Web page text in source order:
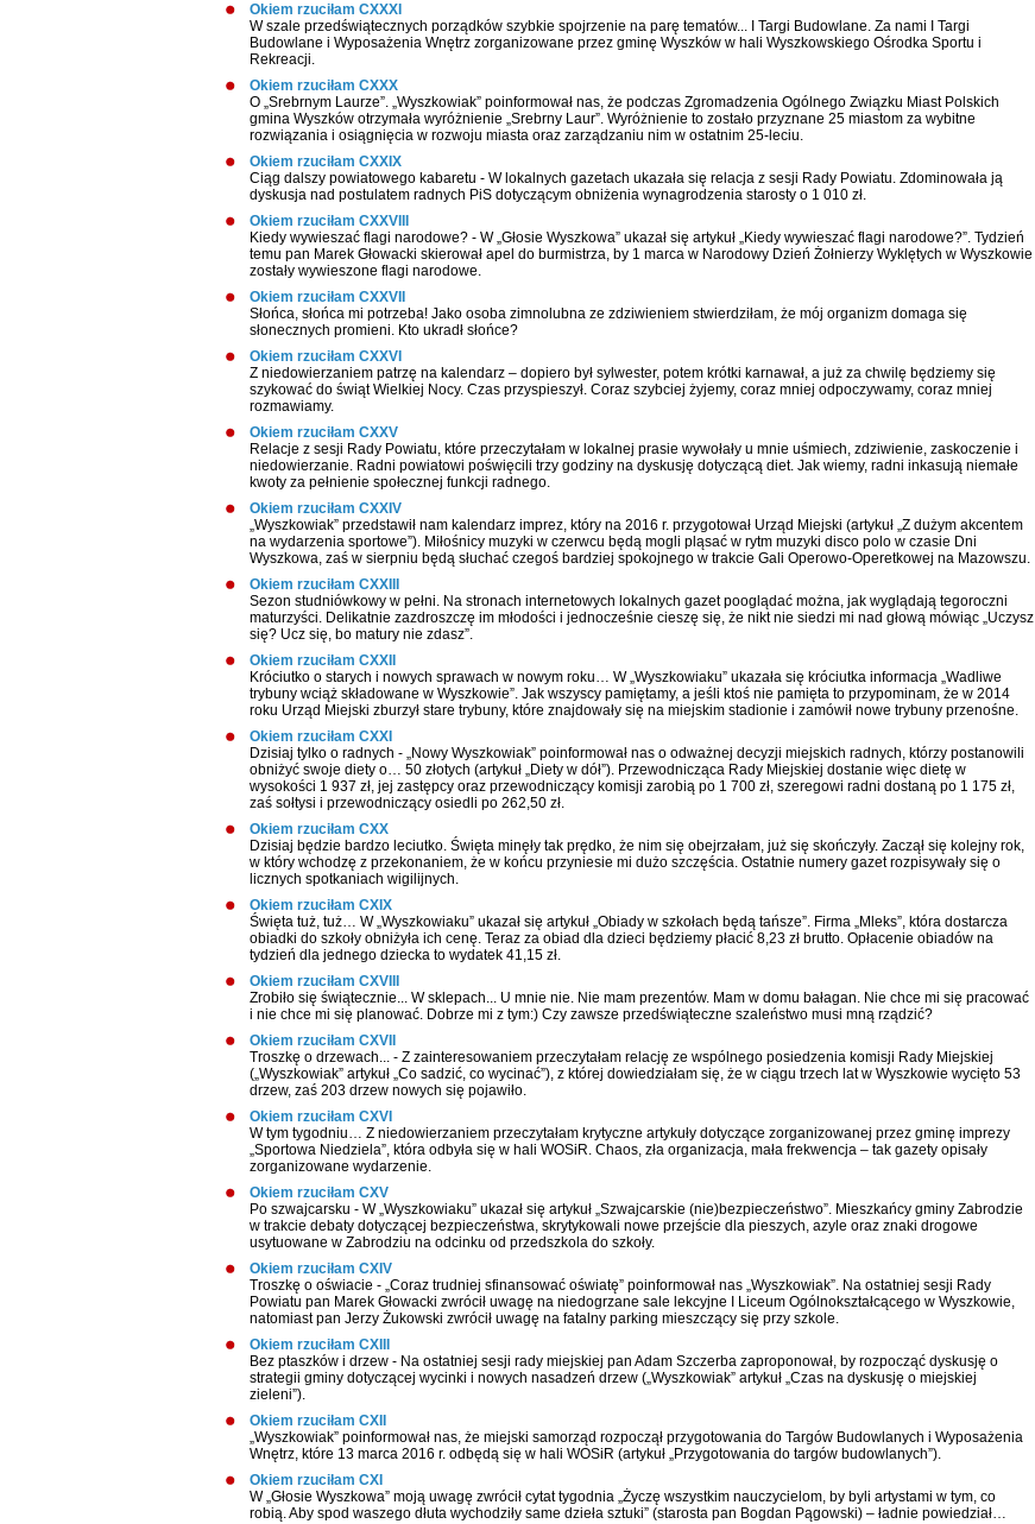
Okiem rzuciłam CXXXI
W szale przedświątecznych porządków szybkie spojrzenie na parę tematów... I Targi Budowlane. Za nami I Targi
Budowlane i Wyposażenia Wnętrz zorganizowane przez gminę Wyszków w hali Wyszkowskiego Ośrodka Sportu i
Rekreacji.
Okiem rzuciłam CXXX
O „Srebrnym Laurze”. „Wyszkowiak” poinformował nas, że podczas Zgromadzenia Ogólnego Związku Miast Polskich
gmina Wyszków otrzymała wyróżnienie „Srebrny Laur”. Wyróżnienie to zostało przyznane 25 miastom za wybitne
rozwiązania i osiągnięcia w rozwoju miasta oraz zarządzaniu nim w ostatnim 25-leciu.
Okiem rzuciłam CXXIX
Ciąg dalszy powiatowego kabaretu - W lokalnych gazetach ukazała się relacja z sesji Rady Powiatu. Zdominowała ją
dyskusja nad postulatem radnych PiS dotyczącym obniżenia wynagrodzenia starosty o 1 010 zł.
Okiem rzuciłam CXXVIII
Kiedy wywieszać flagi narodowe? - W „Głosie Wyszkowa” ukazał się artykuł „Kiedy wywieszać flagi narodowe?”. Tydzień
temu pan Marek Głowacki skierował apel do burmistrza, by 1 marca w Narodowy Dzień Żołnierzy Wyklętych w Wyszkowie
zostały wywieszone flagi narodowe.
Okiem rzuciłam CXXVII
Słońca, słońca mi potrzeba! Jako osoba zimnolubna ze zdziwieniem stwierdziłam, że mój organizm domaga się
słonecznych promieni. Kto ukradł słońce?
Okiem rzuciłam CXXVI
Z niedowierzaniem patrzę na kalendarz – dopiero był sylwester, potem krótki karnawał, a już za chwilę będziemy się
szykować do świąt Wielkiej Nocy. Czas przyspieszył. Coraz szybciej żyjemy, coraz mniej odpoczywamy, coraz mniej
rozmawiamy.
Okiem rzuciłam CXXV
Relacje z sesji Rady Powiatu, które przeczytałam w lokalnej prasie wywołały u mnie uśmiech, zdziwienie, zaskoczenie i
niedowierzanie. Radni powiatowi poświęcili trzy godziny na dyskusję dotyczącą diet. Jak wiemy, radni inkasują niemałe
kwoty za pełnienie społecznej funkcji radnego.
Okiem rzuciłam CXXIV
„Wyszkowiak” przedstawił nam kalendarz imprez, który na 2016 r. przygotował Urząd Miejski (artykuł „Z dużym akcentem
na wydarzenia sportowe”). Miłośnicy muzyki w czerwcu będą mogli pląsać w rytm muzyki disco polo w czasie Dni
Wyszkowa, zaś w sierpniu będą słuchać czegoś bardziej spokojnego w trakcie Gali Operowo-Operetkowej na Mazowszu.
Okiem rzuciłam CXXIII
Sezon studniówkowy w pełni. Na stronach internetowych lokalnych gazet pooglądać można, jak wyglądają tegoroczni
maturzyści. Delikatnie zazdroszczę im młodości i jednocześnie cieszę się, że nikt nie siedzi mi nad głową mówiąc „Uczysz
się? Ucz się, bo matury nie zdasz”.
Okiem rzuciłam CXXII
Króciutko o starych i nowych sprawach w nowym roku… W „Wyszkowiaku” ukazała się króciutka informacja „Wadliwe
trybuny wciąż składowane w Wyszkowie”. Jak wszyscy pamiętamy, a jeśli ktoś nie pamięta to przypominam, że w 2014
roku Urząd Miejski zburzył stare trybuny, które znajdowały się na miejskim stadionie i zamówił nowe trybuny przenośne.
Okiem rzuciłam CXXI
Dzisiaj tylko o radnych - „Nowy Wyszkowiak” poinformował nas o odważnej decyzji miejskich radnych, którzy postanowili
obniżyć swoje diety o… 50 złotych (artykuł „Diety w dół”). Przewodnicząca Rady Miejskiej dostanie więc dietę w
wysokości 1 937 zł, jej zastępcy oraz przewodniczący komisji zarobią po 1 700 zł, szeregowi radni dostaną po 1 175 zł,
zaś sołtysi i przewodniczący osiedli po 262,50 zł.
Okiem rzuciłam CXX
Dzisiaj będzie bardzo leciutko. Święta minęły tak prędko, że nim się obejrzałam, już się skończyły. Zaczął się kolejny rok,
w który wchodzę z przekonaniem, że w końcu przyniesie mi dużo szczęścia. Ostatnie numery gazet rozpisywały się o
licznych spotkaniach wigilijnych.
Okiem rzuciłam CXIX
Święta tuż, tuż… W „Wyszkowiaku” ukazał się artykuł „Obiady w szkołach będą tańsze”. Firma „Mleks”, która dostarcza
obiadki do szkoły obniżyła ich cenę. Teraz za obiad dla dzieci będziemy płacić 8,23 zł brutto. Opłacenie obiadów na
tydzień dla jednego dziecka to wydatek 41,15 zł.
Okiem rzuciłam CXVIII
Zrobiło się świątecznie... W sklepach... U mnie nie. Nie mam prezentów. Mam w domu bałagan. Nie chce mi się pracować
i nie chce mi się planować. Dobrze mi z tym:) Czy zawsze przedświąteczne szaleństwo musi mną rządzić?
Okiem rzuciłam CXVII
Troszkę o drzewach... - Z zainteresowaniem przeczytałam relację ze wspólnego posiedzenia komisji Rady Miejskiej
(„Wyszkowiak” artykuł „Co sadzić, co wycinać”), z której dowiedziałam się, że w ciągu trzech lat w Wyszkowie wycięto 53
drzew, zaś 203 drzew nowych się pojawiło.
Okiem rzuciłam CXVI
W tym tygodniu… Z niedowierzaniem przeczytałam krytyczne artykuły dotyczące zorganizowanej przez gminę imprezy
„Sportowa Niedziela”, która odbyła się w hali WOSiR. Chaos, zła organizacja, mała frekwencja – tak gazety opisały
zorganizowane wydarzenie.
Okiem rzuciłam CXV
Po szwajcarsku - W „Wyszkowiaku” ukazał się artykuł „Szwajcarskie (nie)bezpieczeństwo”. Mieszkańcy gminy Zabrodzie
w trakcie debaty dotyczącej bezpieczeństwa, skrytykowali nowe przejście dla pieszych, azyle oraz znaki drogowe
usytuowane w Zabrodziu na odcinku od przedszkola do szkoły.
Okiem rzuciłam CXIV
Troszkę o oświacie - „Coraz trudniej sfinansować oświatę” poinformował nas „Wyszkowiak”. Na ostatniej sesji Rady
Powiatu pan Marek Głowacki zwrócił uwagę na niedogrzane sale lekcyjne I Liceum Ogólnokształcącego w Wyszkowie,
natomiast pan Jerzy Żukowski zwrócił uwagę na fatalny parking mieszczący się przy szkole.
Okiem rzuciłam CXIII
Bez ptaszków i drzew - Na ostatniej sesji rady miejskiej pan Adam Szczerba zaproponował, by rozpocząć dyskusję o
strategii gminy dotyczącej wycinki i nowych nasadzeń drzew („Wyszkowiak” artykuł „Czas na dyskusję o miejskiej
zieleni”).
Okiem rzuciłam CXII
„Wyszkowiak” poinformował nas, że miejski samorząd rozpoczął przygotowania do Targów Budowlanych i Wyposażenia
Wnętrz, które 13 marca 2016 r. odbędą się w hali WOSiR (artykuł „Przygotowania do targów budowlanych”).
Okiem rzuciłam CXI
W „Głosie Wyszkowa” moją uwagę zwrócił cytat tygodnia „Życzę wszystkim nauczycielom, by byli artystami w tym, co
robią. Aby spod waszego dłuta wychodziły same dzieła sztuki” (starosta pan Bogdan Pągowski) – ładnie powiedział…